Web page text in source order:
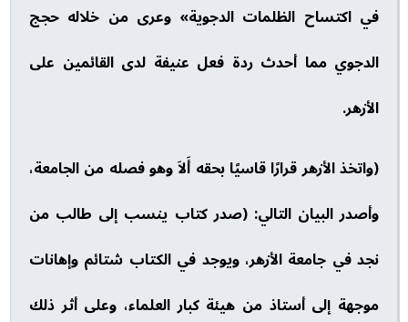
في اكتساح الظلمات الدجوية» وعرى من خلاله حجج
الدجوي مما أحدث ردة فعل عنيفة لدى القائمين على
الأزهر.
(واتخذ الأزهر قرارًا قاسيًا بحقه أَلاَ وهو فصله من الجامعة،
وأصدر البيان التالي: (صدر كتاب ينسب إلى طالب من
نجد في جامعة الأزهر، ويوجد في الكتاب شتائم وإهانات
موجهة إلى أستاذ من هيئة كبار العلماء، وعلى أثر ذلك